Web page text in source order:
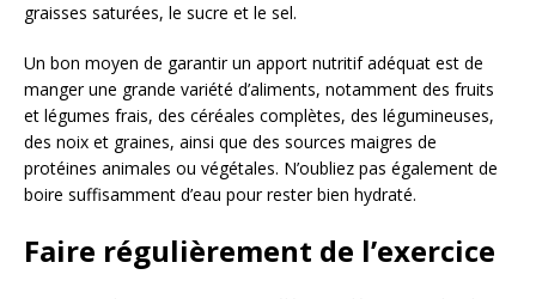
graisses saturées, le sucre et le sel.
Un bon moyen de garantir un apport nutritif adéquat est de
manger une grande variété d’aliments, notamment des fruits
et légumes frais, des céréales complètes, des légumineuses,
des noix et graines, ainsi que des sources maigres de
protéines animales ou végétales. N’oubliez pas également de
boire suffisamment d’eau pour rester bien hydraté.
Faire régulièrement de l’exercice